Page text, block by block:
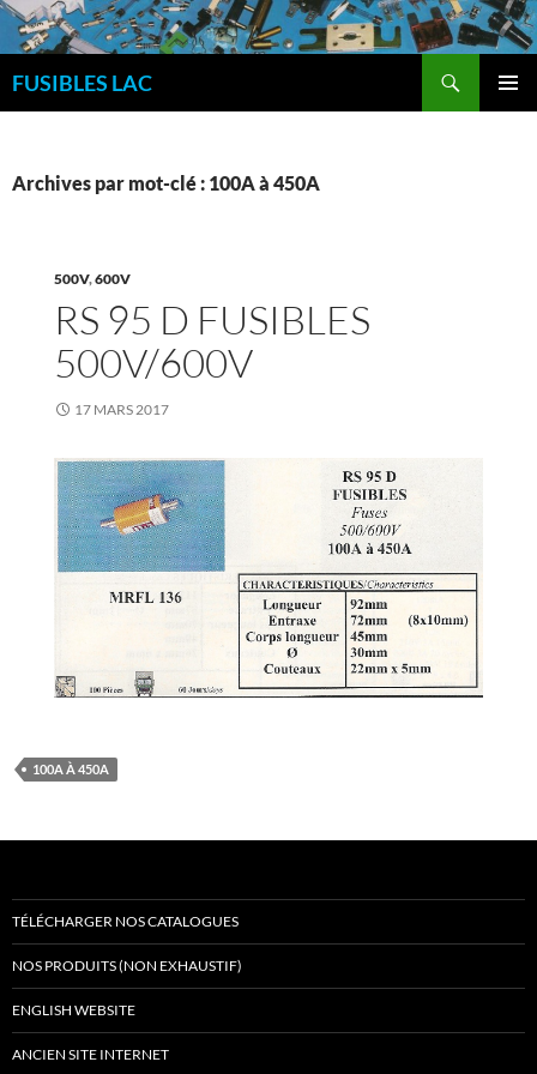
Aller
au
contenu
FUSIBLES LAC
Archives par mot-clé : 100A à 450A
500V,600V
RS 95 D FUSIBLES
500V/600V
17 MARS 2017
100A À 450A
TÉLÉCHARGER NOS CATALOGUES
NOS PRODUITS (NON EXHAUSTIF)
ENGLISH WEBSITE
ANCIEN SITE INTERNET